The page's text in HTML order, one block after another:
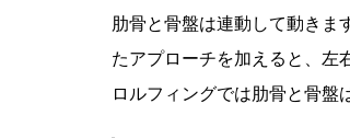
肋骨と骨盤は連動して動きま
たアプローチを加えると、左
ロルフィングでは肋骨と骨盤